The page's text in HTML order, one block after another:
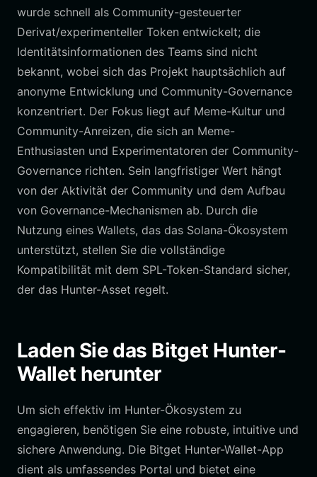
wurde schnell als Community-gesteuerter
Derivat/experimenteller Token entwickelt; die
Identitätsinformationen des Teams sind nicht
bekannt, wobei sich das Projekt hauptsächlich auf
anonyme Entwicklung und Community-Governance
konzentriert. Der Fokus liegt auf Meme-Kultur und
Community-Anreizen, die sich an Meme-
Enthusiasten und Experimentatoren der Community-
Governance richten. Sein langfristiger Wert hängt
von der Aktivität der Community und dem Aufbau
von Governance-Mechanismen ab. Durch die
Nutzung eines Wallets, das das Solana-Ökosystem
unterstützt, stellen Sie die vollständige
Kompatibilität mit dem SPL-Token-Standard sicher,
der das Hunter-Asset regelt.
Laden Sie das Bitget Hunter-
Wallet herunter
Um sich effektiv im Hunter-Ökosystem zu
engagieren, benötigen Sie eine robuste, intuitive und
sichere Anwendung. Die Bitget Hunter-Wallet-App
dient als umfassendes Portal und bietet eine